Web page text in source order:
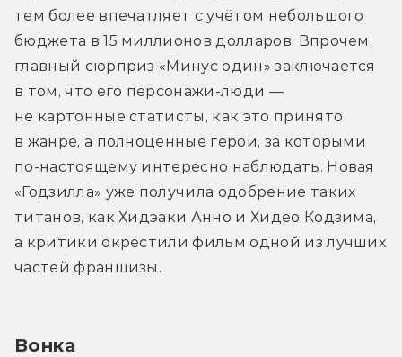
тем более впечатляет с учётом небольшого
бюджета в 15 миллионов долларов. Впрочем,
главный сюрприз «Минус один» заключается
в том, что его персонажи-люди —
не картонные статисты, как это принято
в жанре, а полноценные герои, за которыми
по-настоящему интересно наблюдать. Новая
«Годзилла» уже получила одобрение таких
титанов, как Хидэаки Анно и Хидео Кодзима,
а критики окрестили фильм одной из лучших
частей франшизы.
Вонка